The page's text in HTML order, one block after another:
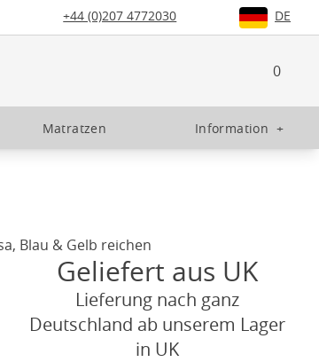
+44 (0)207 4772030 DE
0
Matratzen Information +
Blau & Gelb reichen
Geliefert aus UK
Lieferung nach ganz
Deutschland ab unserem Lager
in UK